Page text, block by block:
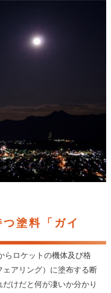
塗料「ガイ
らロケットの機体及び格
アリング）に塗布する断
けだと何が凄いか分かり